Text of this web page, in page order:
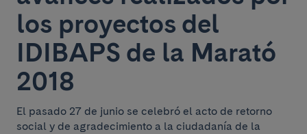
los proyectos del
IDIBAPS de la Marató
2018
El pasado 27 de junio se celebró el acto de retorno
social y de agradecimiento a la ciudadanía de la